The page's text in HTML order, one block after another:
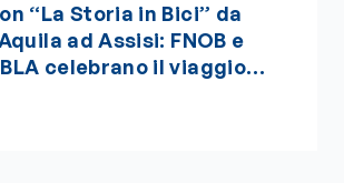
“La Storia in Bici” da
ad Assisi: FNOB e
celebrano il viaggio